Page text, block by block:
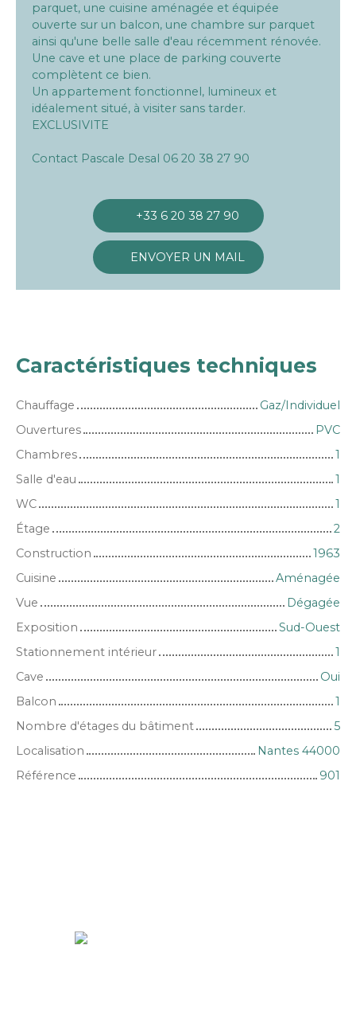
parquet, une cuisine aménagée et équipée
ouverte sur un balcon, une chambre sur parquet
ainsi qu'une belle salle d'eau récemment rénovée.
Une cave et une place de parking couverte
complètent ce bien.
Un appartement fonctionnel, lumineux et
idéalement situé, à visiter sans tarder.
EXCLUSIVITE
Contact Pascale Desal 06 20 38 27 90
+33 6 20 38 27 90
ENVOYER UN MAIL
Caractéristiques techniques
Chauffage
Gaz/Individuel
Ouvertures
PVC
Chambres
1
Salle d'eau
1
WC
1
Étage
2
Construction
1963
Cuisine
Aménagée
Vue
Dégagée
Exposition
Sud-Ouest
Stationnement intérieur
1
Cave
Oui
Balcon
1
Nombre d'étages du bâtiment
5
Localisation
Nantes 44000
Référence
901